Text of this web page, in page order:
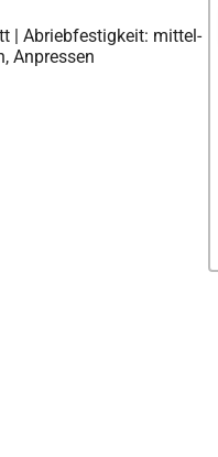
| Abriebfestigkeit: mittel-
Anpressen